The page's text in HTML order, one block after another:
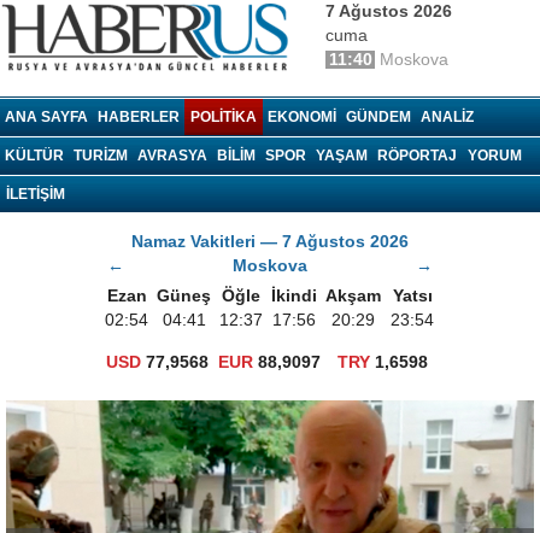
7 Ağustos 2026
cuma
11:40 Moskova
ANA SAYFA HABERLER POLITIKA EKONOMI GÜNDEM ANALIZ
KÜLTÜR TURIZM AVRASYA BILIM SPOR YAŞAM RÖPORTAJ YORUM
İLETİŞİM
Namaz Vakitleri — 7 Ağustos 2026
←
Moskova
→
Ezan Güneş Öğle İkindi Akşam
Yatsı
02:54
04:41 12:37 17:56 20:29 23:54
USD 77,9568 EUR 88,9097 TRY1,6598